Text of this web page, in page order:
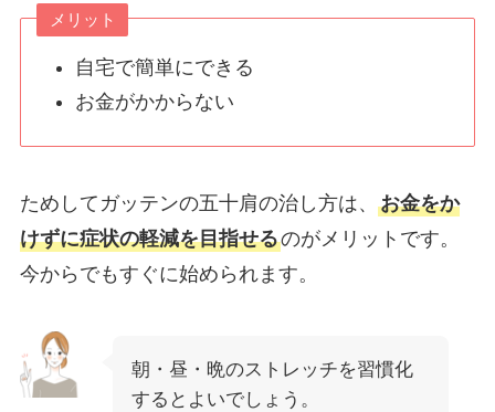
メリット
自宅で簡単にできる
お金がかからない
ためしてガッテンの五十肩の治し方は、 お金をか
けずに症状の軽減を目指せるのがメリットです。
今からでもすぐに始められます。
朝・昼・晩のストレッチを習慣化
するとよいでしょう。